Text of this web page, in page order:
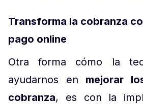
Transforma la cobranza
pago online
Otra forma cómo la
ayudarnos en mejorar
cobranza, es con la